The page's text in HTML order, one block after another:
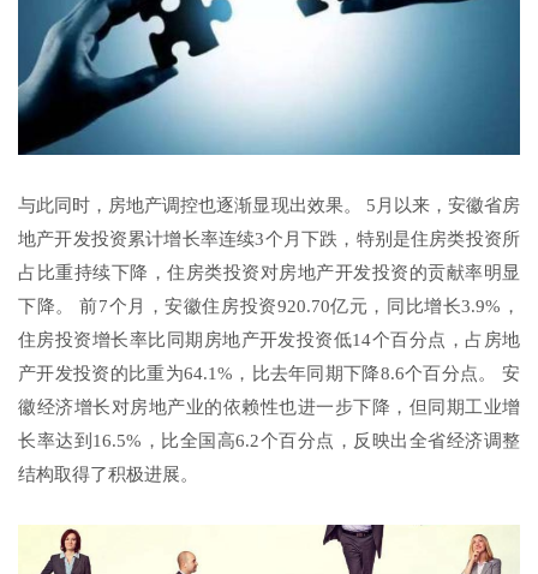
与此同时，房地产调控也逐渐显现出效果。 5月以来，安徽省房
地产开发投资累计增长率连续3个月下跌，特别是住房类投资所
占比重持续下降，住房类投资对房地产开发投资的贡献率明显
下降。 前7个月，安徽住房投资920.70亿元，同比增长3.9%，
住房投资增长率比同期房地产开发投资低14个百分点，占房地
产开发投资的比重为64.1%，比去年同期下降8.6个百分点。 安
徽经济增长对房地产业的依赖性也进一步下降，但同期工业增
长率达到16.5%，比全国高6.2个百分点，反映出全省经济调整
结构取得了积极进展。